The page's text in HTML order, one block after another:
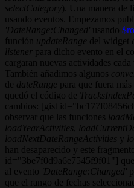
selectCategory). Una manera de
usando eventos. Empezamos
'DateRange:Changed' usando
función updateRange del widget
listener para dicho evento en el
cargaran nuevas actividades
También añadimos algunos
de dateRange para que fuera
quedó el código de
cambios: [gist
observar que las funciones
loadYearActivities
loadNextDateRangeActivities y
han desaparecido y este
id="3be7f0d9a6e7545f9f01"] que
al evento 'DateRange:Changed'
que el rango de fechas